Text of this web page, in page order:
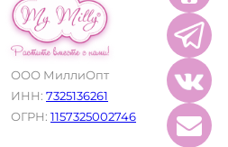
ООО МиллиОпт
ИНН: 7325136261
ОГРН: 1157325002746